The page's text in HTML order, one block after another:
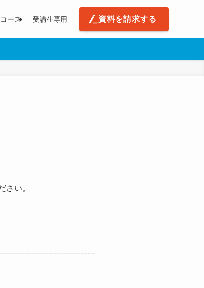
ース 受講生専用 資料を請求する
さい。